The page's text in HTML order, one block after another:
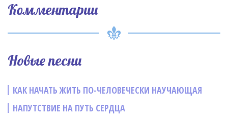
Комментарии
Новые песни
КАК НАЧАТЬ ЖИТЬ ПО-ЧЕЛОВЕЧЕСКИ НАУЧАЮЩАЯ
НАПУТСТВИЕ НА ПУТЬ СЕРДЦА